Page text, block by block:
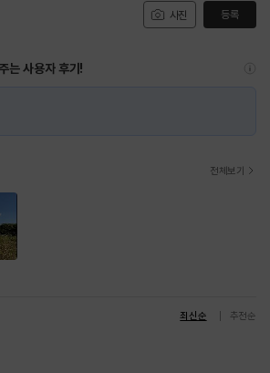
사진 등록
는 사용자 후기!
전체보기
최신순 추천순